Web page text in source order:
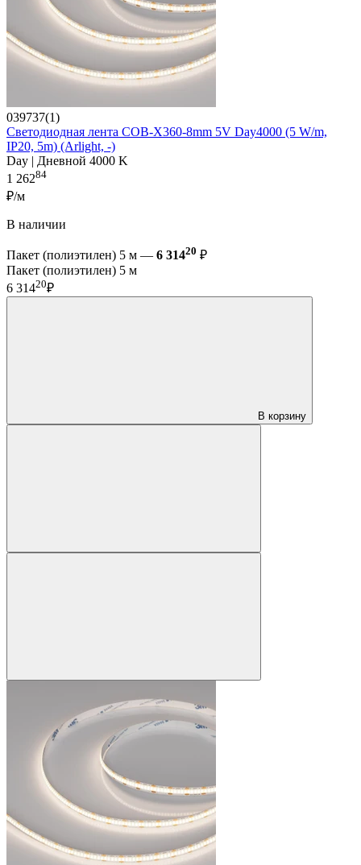
039737(1)
Светодиодная лента COB-X360-8mm 5V Day4000 (5 W/m,
IP20, 5m) (Arlight, -)
Day | Дневной 4000 K
1 26284
₽/м
В наличии
Пакет (полиэтилен) 5 м — 6 31420 ₽
Пакет (полиэтилен) 5 м
6 31420₽
В корзину